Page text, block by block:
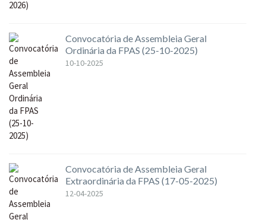
Convocatória de Assembleia Geral
Ordinária da FPAS (25-10-2025)
10-10-2025
Convocatória de Assembleia Geral
Extraordinária da FPAS (17-05-2025)
12-04-2025